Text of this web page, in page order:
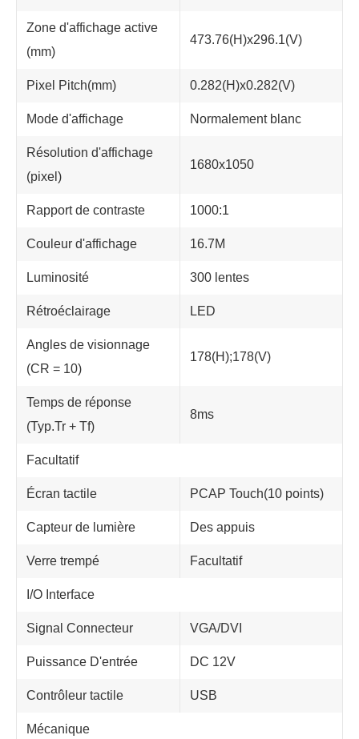
Zone d'affichage active
(mm)
473.76(H)x296.1(V)
Pixel Pitch(mm) 0.282(H)x0.282(V)
Mode d'affichage Normalement blanc
Résolution d'affichage
(pixel)
1680x1050
Rapport de contraste 1000:1
Couleur d'affichage 16.7M
Luminosité 300 lentes
Rétroéclairage LED
Angles de visionnage
(CR = 10)
178(H);178(V)
Temps de réponse
(Typ.Tr + Tf)
8ms
Facultatif
Écran tactile PCAP Touch(10 points)
Capteur de lumière Des appuis
Verre trempé Facultatif
I/O Interface
Signal Connecteur VGA/DVI
Puissance D'entrée DC 12V
Contrôleur tactile USB
Mécanique